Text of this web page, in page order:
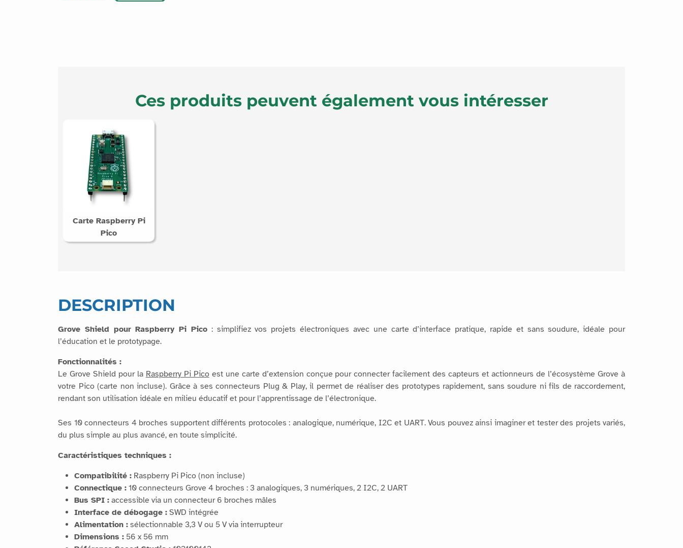
Ces produits peuvent également vous intéresser
Carte Raspberry Pi
Pico
DESCRIPTION
Grove Shield pour Raspberry Pi Pico : simplifiez vos projets électroniques avec une carte d’interface pratique, rapide et sans soudure, idéale pour
l’éducation et le prototypage.
Fonctionnalités :
Le Grove Shield pour la Raspberry Pi Picoest une carte d’extension conçue pour connecter facilement des capteurs et actionneurs de l’écosystème Grove à
votre Pico (carte non incluse). Grâce à ses connecteurs Plug & Play, il permet de réaliser des prototypes rapidement, sans soudure ni fils de raccordement,
rendant son utilisation idéale en milieu éducatif et pour l’apprentissage de l’électronique.
Ses 10 connecteurs 4 broches supportent différents protocoles : analogique, numérique, I2C et UART. Vous pouvez ainsi imaginer et tester des projets variés,
du plus simple au plus avancé, en toute simplicité.
Caractéristiques techniques :
Compatibilité : Raspberry Pi Pico (non incluse)
Connectique : 10 connecteurs Grove 4 broches : 3 analogiques, 3 numériques, 2 I2C, 2 UART
Bus SPI : accessible via un connecteur 6 broches mâles
Interface de débogage : SWD intégrée
Alimentation : sélectionnable 3,3 V ou 5 V via interrupteur
Dimensions : 56 x 56 mm